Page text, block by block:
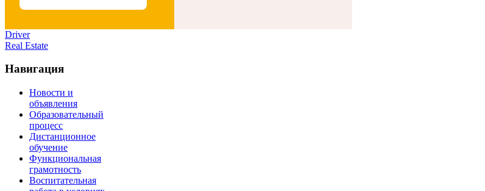
Driver
Real Estate
Навигация
Новости и
объявления
Образовательный
процесс
Дистанционное
обучение
Функциональная
грамотность
Воспитательная